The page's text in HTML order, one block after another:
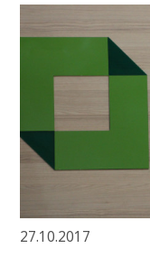
27.10.2017